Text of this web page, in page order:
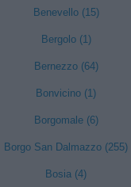
Benevello (15)
Bergolo (1)
Bernezzo (64)
Bonvicino (1)
Borgomale (6)
Borgo San Dalmazzo (255)
Bosia (4)